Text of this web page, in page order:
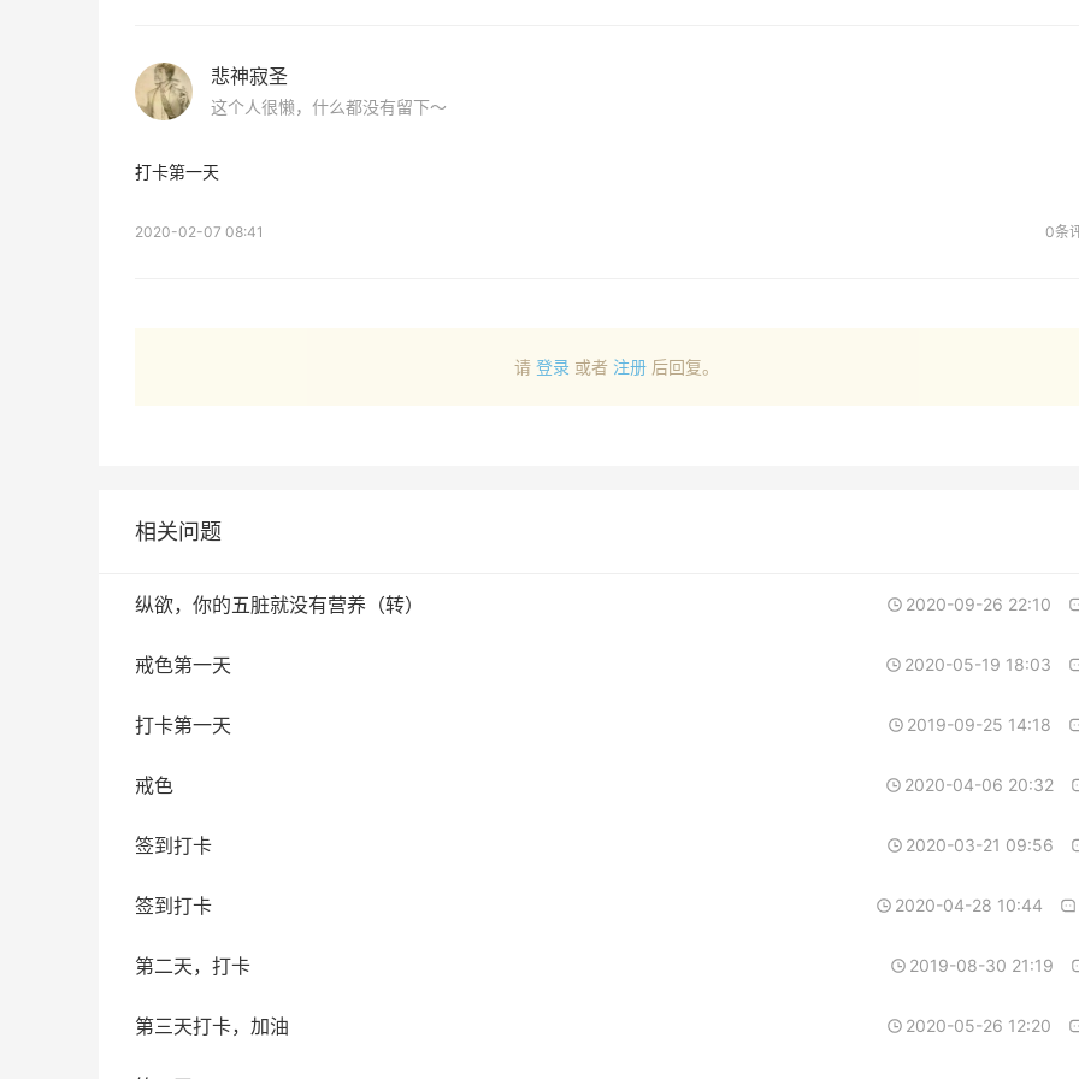
悲神寂圣
这个人很懒，什么都没有留下～
打卡第一天
2020-02-07 08:41 0条
请 登录 或者 注册 后回复。
相关问题
纵欲，你的五脏就没有营养（转） 2020-09-26 22:10
戒色第一天 2020-05-19 18:03
打卡第一天 2019-09-25 14:18
戒色 2020-04-06 20:32
签到打卡 2020-03-21 09:56
签到打卡 2020-04-28 10:44
第二天，打卡 2019-08-30 21:19
第三天打卡，加油 2020-05-26 12:20